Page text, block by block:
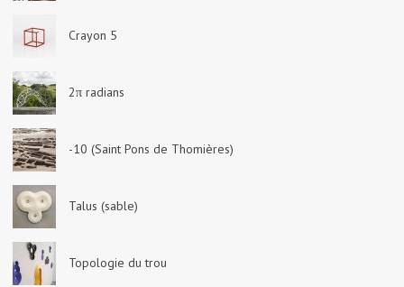
Crayon 5
2π radians
-10 (Saint Pons de Thomières)
Talus (sable)
Topologie du trou